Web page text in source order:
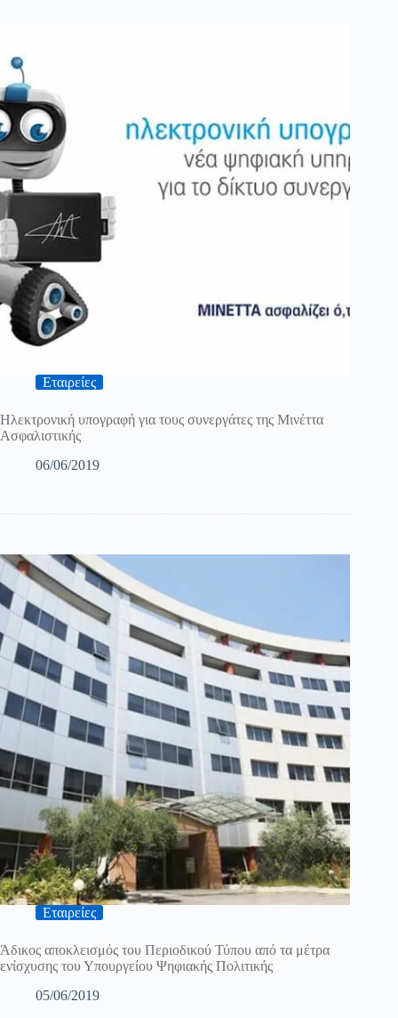
Εταιρείες
Ηλεκτρονική υπογραφή για τους συνεργάτες της Μινέττα
Ασφαλιστικής
06/06/2019
Εταιρείες
Άδικος αποκλεισμός του Περιοδικού Τύπου από τα μέτρα
ενίσχυσης του Υπουργείου Ψηφιακής Πολιτικής
05/06/2019